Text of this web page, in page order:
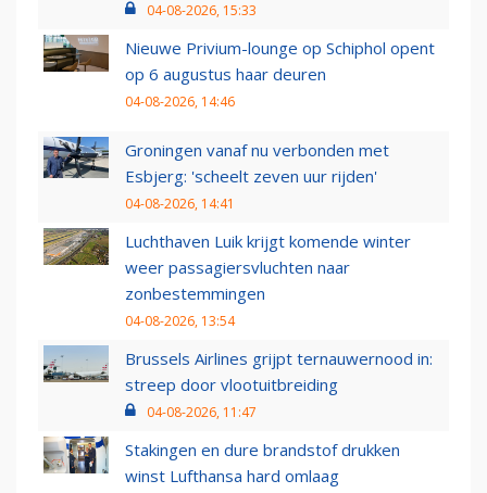
04-08-2026, 15:33
Nieuwe Privium-lounge op Schiphol opent
op 6 augustus haar deuren
04-08-2026, 14:46
Groningen vanaf nu verbonden met
Esbjerg: 'scheelt zeven uur rijden'
04-08-2026, 14:41
Luchthaven Luik krijgt komende winter
weer passagiersvluchten naar
zonbestemmingen
04-08-2026, 13:54
Brussels Airlines grijpt ternauwernood in:
streep door vlootuitbreiding
04-08-2026, 11:47
Stakingen en dure brandstof drukken
winst Lufthansa hard omlaag